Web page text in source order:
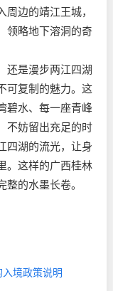
边的靖江王城，
领略地下溶洞的奇
还是漫步两江四湖
可复制的魅力。这
碧水、每一座青峰
不妨留出充足的时
四湖的流光，让身
。这样的广西桂林
的水墨长卷。
境政策说明